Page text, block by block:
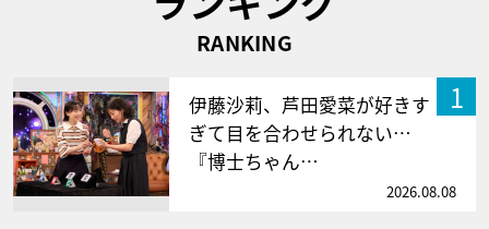
RANKING
1
伊藤沙莉、芦田愛菜が好きす
ぎて目を合わせられない…
『博士ちゃん…
2026.08.08